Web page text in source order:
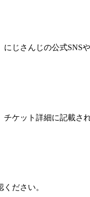
じさんじの公式SNS
ケット詳細に記載さ
ださい。